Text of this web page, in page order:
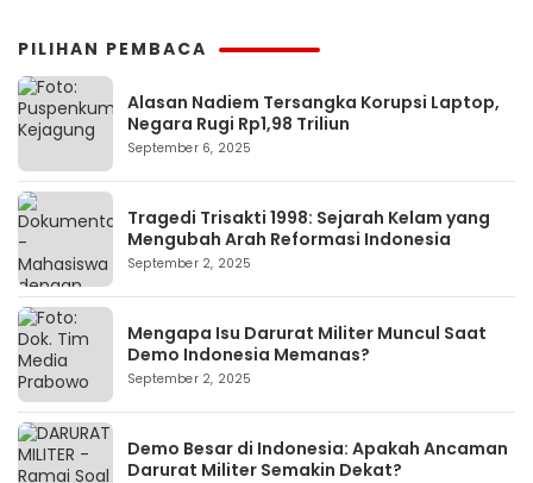
PILIHAN PEMBACA
Alasan Nadiem Tersangka Korupsi Laptop,
Negara Rugi Rp1,98 Triliun
September 6, 2025
Tragedi Trisakti 1998: Sejarah Kelam yang
Mengubah Arah Reformasi Indonesia
September 2, 2025
Mengapa Isu Darurat Militer Muncul Saat
Demo Indonesia Memanas?
September 2, 2025
Demo Besar di Indonesia: Apakah Ancaman
Darurat Militer Semakin Dekat?